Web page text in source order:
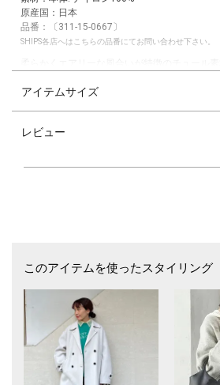
原産国：日本
品番：〔311-15-0667〕
SHIPS各店へはこちらの品番にてお問い合わせ下さい。
裾口に細ゴムを入れギャザーを寄せています。
■お問い合わせ品番：311-15-0667
※末永く愛用頂く為に、アテンションタグ・洗
上、着用又はお取り扱い下さい。
アイテムサイズ
レビュー
このアイテムを使ったスタイリング